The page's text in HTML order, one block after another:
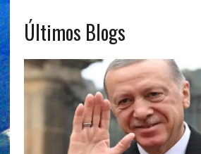
Últimos Blogs